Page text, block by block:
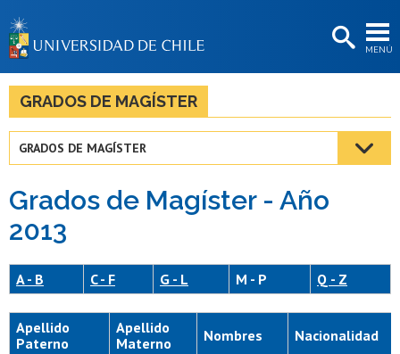
MENÚ
BIBLIOTECAS
LA UNIVERSIDAD
Estudiantes
Académicas/os
Egresadas/os
GRADOS DE MAGÍSTER
GRADOS DE MAGÍSTER
Grados de Magíster - Año
2013
A - B C - F G - L M - P Q - Z
Apellido
Paterno
Apellido
Materno
Nombres Nacionalidad